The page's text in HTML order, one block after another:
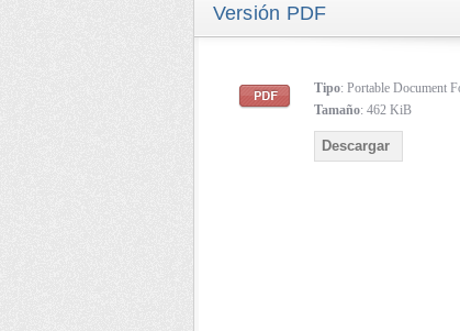
Versión PDF
Tipo: Portable Document
Tamaño: 462 KiB
Descargar